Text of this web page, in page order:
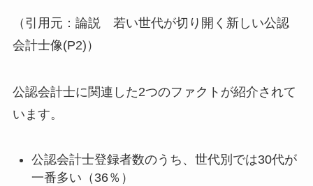
（引用元：論説 若い世代が切り開く新しい公認
会計士像(P2)）
公認会計士に関連した2つのファクトが紹介されて
います。
公認会計士登録者数のうち、世代別では30代が
一番多い（36％）